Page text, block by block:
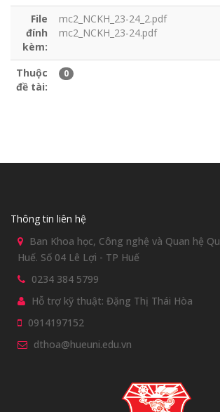
File
đính
kèm:
mc2_NCKH_23-24_2.pdf
mc2_NCKH_23-24.pdf
Thuộc
đề tài:
0
Thông tin liên hệ
Ban Khoa học, Công nghệ và Quan hệ
Huế. Số 04 Lê Lợi - TP Huế
0234 384 5799
Hỗ trợ kỹ thuật: Đặng Thị Thái Hòa
0914197152
dthoa@hueuni.edu.vn